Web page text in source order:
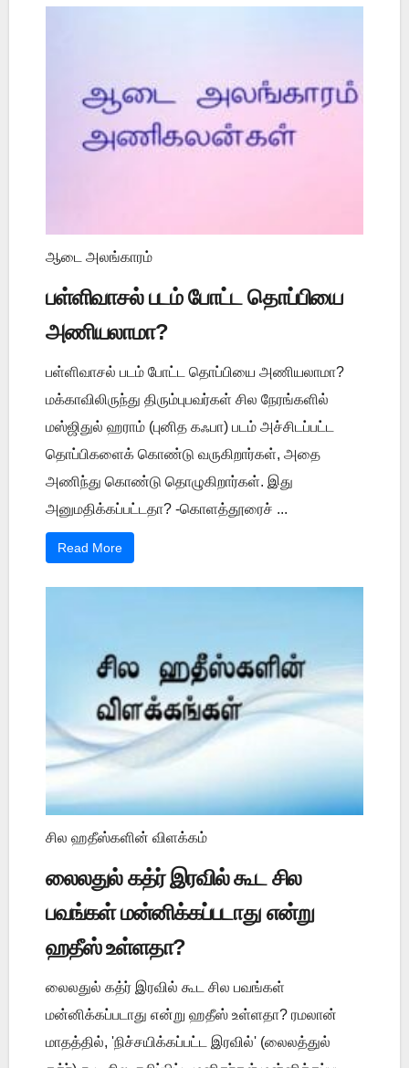
ஆடை அலங்காரம்
பள்ளிவாசல் படம் போட்ட தொப்பியை
அணியலாமா?
பள்ளிவாசல் படம் போட்ட தொப்பியை அணியலாமா?
மக்காவிலிருந்து திரும்புபவர்கள் சில நேரங்களில்
மஸ்ஜிதுல் ஹராம் (புனித கஃபா) படம் அச்சிடப்பட்ட
தொப்பிகளைக் கொண்டு வருகிறார்கள், அதை
அணிந்து கொண்டு தொழுகிறார்கள். இது
அனுமதிக்கப்பட்டதா? -கொளத்தூரைச் ...
Read More
சில ஹதீஸ்களின் விளக்கம்
லைலதுல் கத்ர் இரவில் கூட சில
பவங்கள் மன்னிக்கப்படாது என்று
ஹதீஸ் உள்ளதா?
லைலதுல் கத்ர் இரவில் கூட சில பவங்கள்
மன்னிக்கப்படாது என்று ஹதீஸ் உள்ளதா? ரமலான்
மாதத்தில், 'நிச்சயிக்கப்பட்ட இரவில்' (லைலத்துல்